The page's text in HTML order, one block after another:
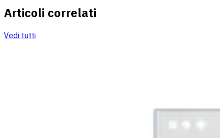
Articoli correlati
Vedi tutti